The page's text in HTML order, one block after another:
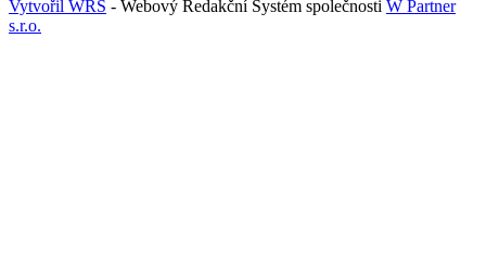
Vytvořil WRS - Webový Redakční Systém společnosti W Partner
s.r.o.